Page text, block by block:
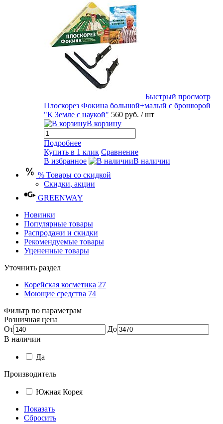
Быстрый просмотр
Плоскорез Фокина большой+малый с брошюрой
"К Земле с наукой" 560 руб. / шт
В корзину
Подробнее
Купить в 1 клик Сравнение
В избранное
В наличии
% Товары со скидкой
Скидки, акции
GREENWAY
Новинки
Популярные товары
Распродажи и скидки
Рекомендуемые товары
Уцененные товары
Уточнить раздел
Корейская косметика 27
Моющие средства 74
Фильтр по параметрам
Розничная цена
От
До
В наличии
Да
Производитель
Южная Корея
Показать
Сбросить